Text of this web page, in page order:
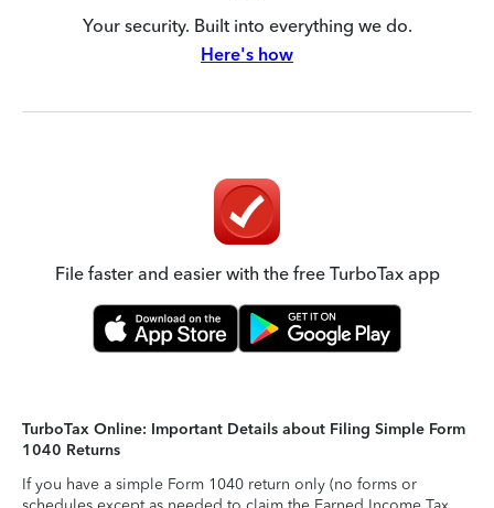
Your security. Built into everything we do.
Here's how
File faster and easier with the free TurboTax app
TurboTax Online: Important Details about Filing Simple Form
1040 Returns
If you have a simple Form 1040 return only (no forms or